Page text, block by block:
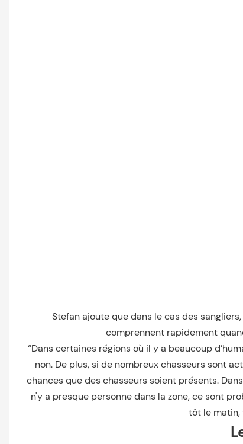
Stefan ajoute que dans le cas des
comprennent rapidement
“Dans certaines régions où il y a beaucoup
non. De plus, si de nombreux chasseurs sont
chances que des chasseurs soient présents.
n'y a presque personne dans la zone, ce sont
tôt le matin,